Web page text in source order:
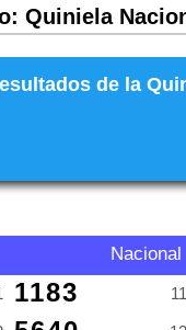
Quiniela
de la
Nacional
1183 11